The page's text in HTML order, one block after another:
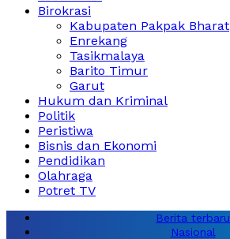
Birokrasi
Kabupaten Pakpak Bharat
Enrekang
Tasikmalaya
Barito Timur
Garut
Hukum dan Kriminal
Politik
Peristiwa
Bisnis dan Ekonomi
Pendidikan
Olahraga
Potret TV
Berita terbaru
Nasional